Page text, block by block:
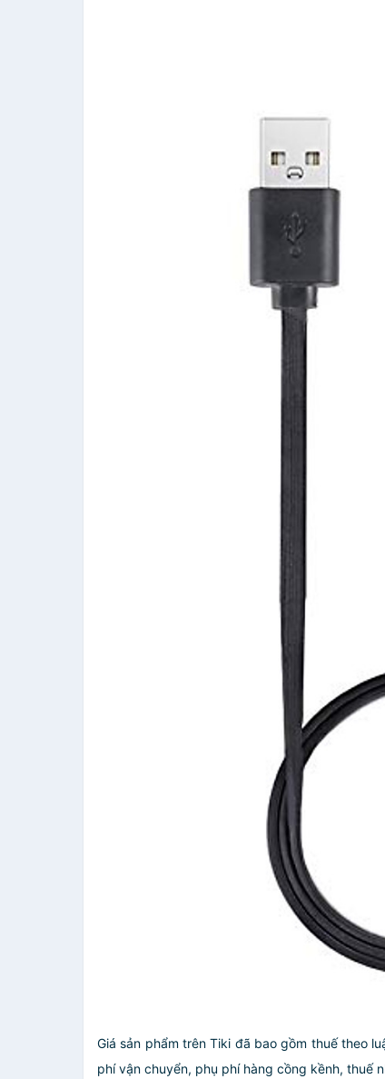
Giá sản phẩm trên Tiki đã bao gồm thuế theo
phí vận chuyển, phụ phí hàng cồng kềnh, thuế